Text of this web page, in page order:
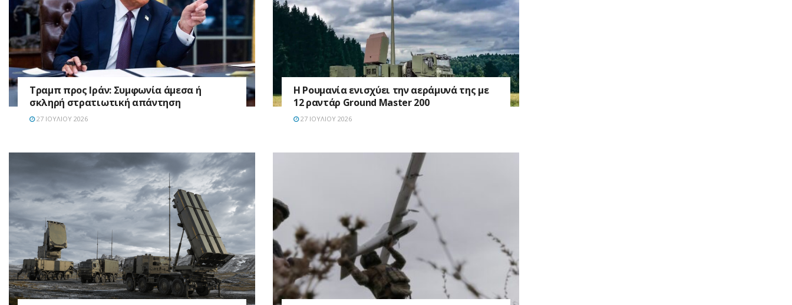
Τραμπ προς Ιράν: Συμφωνία άμεσα ή
σκληρή στρατιωτική απάντηση
27 ΙΟΥΛΊΟΥ 2026
Η Ρουμανία ενισχύει την αεράμυνά της με
12 ραντάρ Ground Master 200
27 ΙΟΥΛΊΟΥ 2026